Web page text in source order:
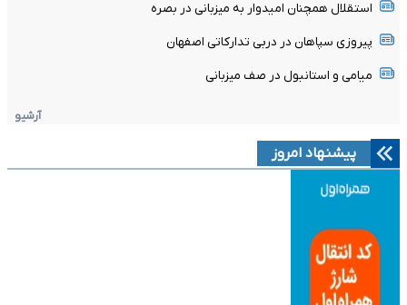
استقلال همچنان امیدوار به میزبانی در بصره
پیروزی سپاهان در دربی تدارکاتی اصفهان
میامی و استانبول در صف میزبانی
آرشیو
پیشنهاد امروز